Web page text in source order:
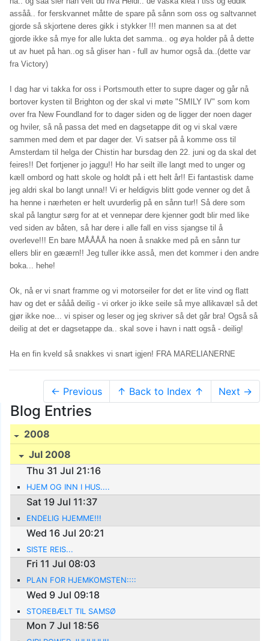
assåå.. for ferskvannet måtte de spare på sånn som oss og saltvannet
gjorde så skjortene deres gikk i stykker !!! men mannen sa at det
gjorde ikke så mye for alle lukta det samma.. og øya holder på å dette
ut av huet på han..og så gliser han - full av humor også da..(dette var
fra Victory)
I dag har vi takka for oss i Portsmouth etter to supre dager og går nå
bortover kysten til Brighton og der skal vi møte "SMILY IV" som kom
over fra New Foundland for to dager siden og de ligger der noen dager
og hviler, så nå passa det med en dagsetappe dit og vi skal være
sammen med dem et par dager der. Vi satser på å komme oss til
Amsterdam til helga der Chistin har bursdag den 22. juni og da skal det
feires!! Det fortjener jo jaggu!! Ho har seilt ille langt med to unger og
kæll ombord og hatt skole og holdt på i ett helt år!! Ei fantastisk dame
jeg aldri skal bo langt unna!! Vi er heldigvis blitt gode venner og det å
ha henne i nærheten er helt uvurderlig på en sånn tur!! Så dere som
skal på langtur sørg for at et vennepar dere kjenner godt blir med like
ved siden av båten, så har dere i alle fall en viss sjangse til å
overleve!!! En bare MÅÅÅÅ ha noen å snakke med på en sånn tur
ellers blir en gæærn!! Jeg tuller ikke asså, men det kommer i den andre
boka... hehe!
Ok, nå er vi snart framme og vi motorseiler for det er lite vind og flatt
hav og det er sååå deilig - vi orker jo ikke seile så mye allikavæl så det
gjør ikke noe... vi spiser og leser og jeg skriver så det går bra! Også så
deilig at det er dagsetappe da.. skal sove i havn i natt også - deilig!
Ha en fin kveld så snakkes vi snart igjen! FRA MARELIANERNE
← Previous ↑ Back to Index ↑ Next →
Blog Entries
2008
Jul 2008
Thu 31 Jul 21:16
HJEM OG INN I HUS....
Sat 19 Jul 11:37
ENDELIG HJEMME!!!
Wed 16 Jul 20:21
SISTE REIS...
Fri 11 Jul 08:03
PLAN FOR HJEMKOMSTEN::::
Wed 9 Jul 09:18
STOREBÆLT TIL SAMSØ
Mon 7 Jul 18:56